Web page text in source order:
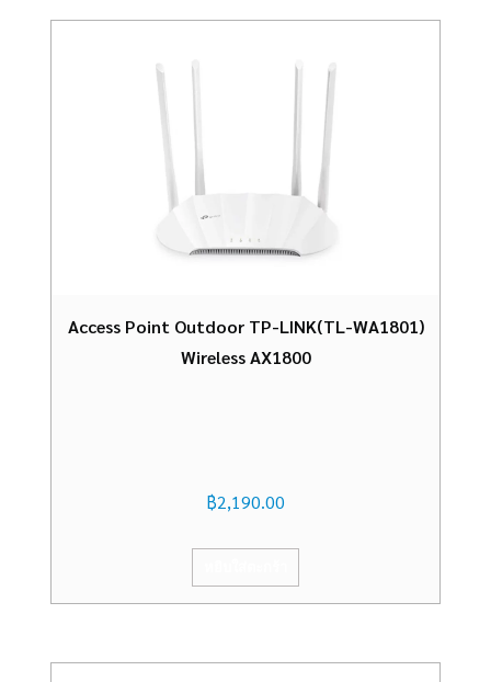
Access Point Outdoor TP-LINK(TL-WA1801)
Wireless AX1800
฿2,190.00